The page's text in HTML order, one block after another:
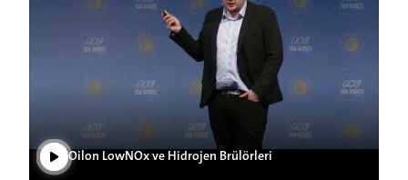
Play Video
Oilon LowNOx ve Hidrojen Brülörleri